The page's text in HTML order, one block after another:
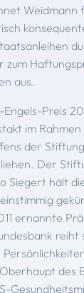
Weidmann
zum
aus.
Preis
im
der
Der
Siegert hält
ernannte
reiht
des